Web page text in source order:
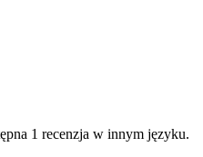
1 recenzja w innym języku.